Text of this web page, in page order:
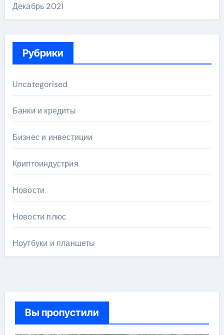
Декабрь 2021
Рубрики
Uncategorised
Банки и кредиты
Бизнес и инвестиции
Криптоиндустрия
Новости
Новости плюс
Ноутбуки и планшеты
Вы пропустили